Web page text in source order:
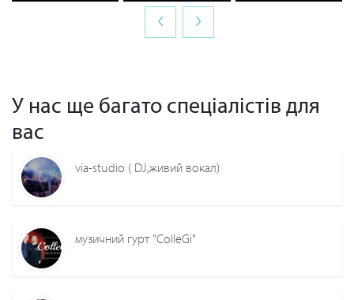
‹ ›
У нас ще багато спеціалістів для
вас
via-studio ( DJ,живий вокал)
музичний гурт "ColleGi"